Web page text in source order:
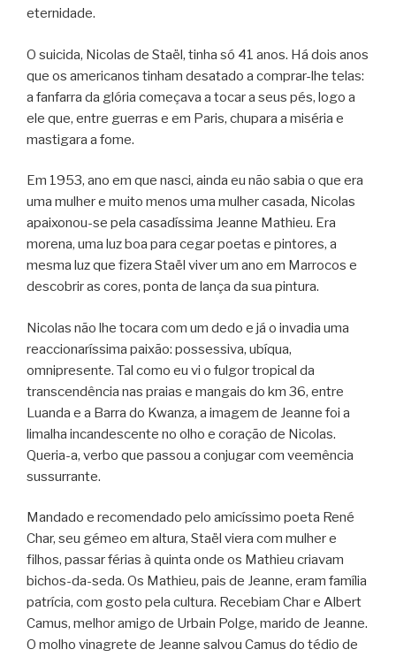
eternidade.
O suicida, Nicolas de Staël, tinha só 41 anos. Há dois anos
que os americanos tinham desatado a comprar-lhe telas:
a fanfarra da glória começava a tocar a seus pés, logo a
ele que, entre guerras e em Paris, chupara a miséria e
mastigara a fome.
Em 1953, ano em que nasci, ainda eu não sabia o que era
uma mulher e muito menos uma mulher casada, Nicolas
apaixonou-se pela casadíssima Jeanne Mathieu. Era
morena, uma luz boa para cegar poetas e pintores, a
mesma luz que fizera Staël viver um ano em Marrocos e
descobrir as cores, ponta de lança da sua pintura.
Nicolas não lhe tocara com um dedo e já o invadia uma
reaccionaríssima paixão: possessiva, ubíqua,
omnipresente. Tal como eu vi o fulgor tropical da
transcendência nas praias e mangais do km 36, entre
Luanda e a Barra do Kwanza, a imagem de Jeanne foi a
limalha incandescente no olho e coração de Nicolas.
Queria-a, verbo que passou a conjugar com veemência
sussurrante.
Mandado e recomendado pelo amicíssimo poeta René
Char, seu gémeo em altura, Staël viera com mulher e
filhos, passar férias à quinta onde os Mathieu criavam
bichos-da-seda. Os Mathieu, pais de Jeanne, eram família
patrícia, com gosto pela cultura. Recebiam Char e Albert
Camus, melhor amigo de Urbain Polge, marido de Jeanne.
O molho vinagrete de Jeanne salvou Camus do tédio de